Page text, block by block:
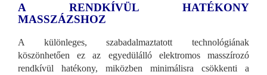
A RENDKÍVÜL HATÉKONY
MASSZÁZSHOZ
A különleges, szabadalmaztatott technológiának
köszönhetően ez az egyedülálló elektromos masszírozó
rendkívül hatékony, miközben minimálisra csökkenti a